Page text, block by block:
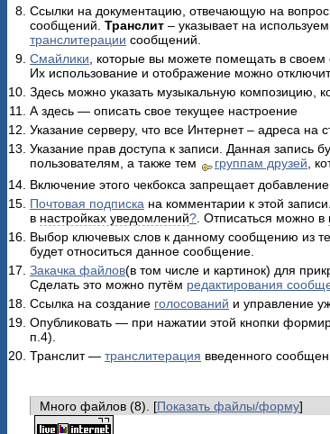
Ссылки на документацию, отвечающую на
сообщений. Транслит – указывает на
транслитерации сообщений.
Смайлики , которые вы можете помещать в своем
Их использование и отображение можно
Здесь можно указать музыкальную композицию,
А здесь — описать свое текущее настроение
Указание серверу, что все Интернет – адреса на
Указание прав доступа к записи. Данная запись
пользователям, а также тем
группам друзей ,
Включение этого чекбокса запрещает
Почтовая подписка на комментарии к этой
в настройках уведомлений? . Отписаться можно в
Выбор ключевых слов к данному сообщению из
будет относиться данное сообщение.
Закачка файлов(в том числе и картинок) для
Сделать это можно путём редактирования
Ссылка на создание голосований и управление
Опубликовать — при нажатии этой кнопки
п.4).
Транслит — транслитерация введенного
Много файлов (8). [Показать файлы/форму]